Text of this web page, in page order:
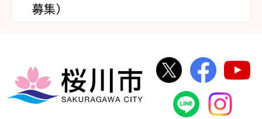
募集）
桜川市
桜川市公式
桜川
桜川市公